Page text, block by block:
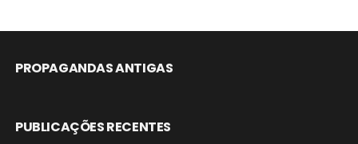
PROPAGANDAS ANTIGAS
PUBLICAÇÕES RECENTES